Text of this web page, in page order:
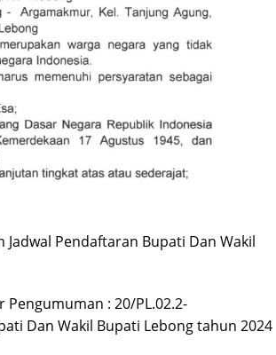
Pendaftaran Bupati Dan Wakil
: 20/PL.02.2-
Dan Wakil Bupati Lebong tahun 2024